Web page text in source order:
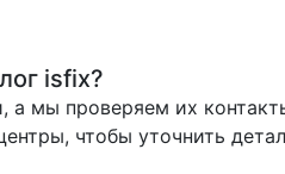
isfix?
мы проверяем их
чтобы уточнить